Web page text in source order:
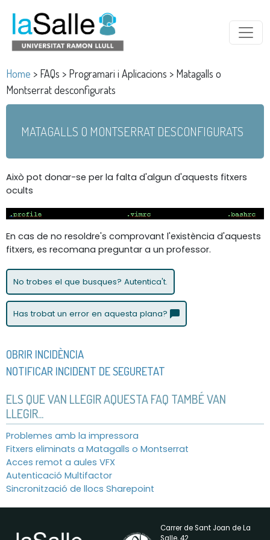
Home > FAQs > Programari i Aplicacions > Matagalls o
Montserrat desconfigurats
MATAGALLS O MONTSERRAT DESCONFIGURATS
Això pot donar-se per la falta d'algun d'aquests fitxers
ocults
En cas de no resoldre's comprovant l'existència d'aquests
fitxers, es recomana preguntar a un professor.
No trobes el que busques? Autentica't.
Has trobat un error en aquesta plana?
OBRIR INCIDÈNCIA
NOTIFICAR INCIDENT DE SEGURETAT
ELS QUE VAN LLEGIR AQUESTA FAQ TAMBÉ VAN
LLEGIR...
Problemes amb la impressora
Fitxers eliminats a Matagalls o Montserrat
Acces remot a aules VFX
Autenticació Multifactor
Sincronització de llocs Sharepoint
Carrer de Sant Joan de La